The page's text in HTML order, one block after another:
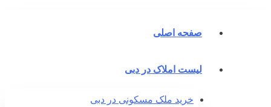
صفحه اصلی
لیست املاک در دبی
خرید ملک مسکونی در دبی